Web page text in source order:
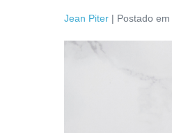
Jean Piter | Postado em